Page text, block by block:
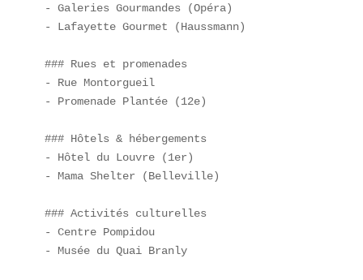
- Galeries Gourmandes (Opéra)
- Lafayette Gourmet (Haussmann)
### Rues et promenades
- Rue Montorgueil
- Promenade Plantée (12e)
### Hôtels & hébergements
- Hôtel du Louvre (1er)
- Mama Shelter (Belleville)
### Activités culturelles
- Centre Pompidou
- Musée du Quai Branly